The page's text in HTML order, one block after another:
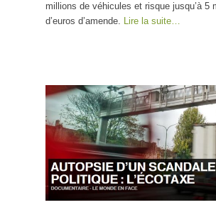
millions de véhicules et risque jusqu’à 5
d’euros d’amende. Lire la suite…